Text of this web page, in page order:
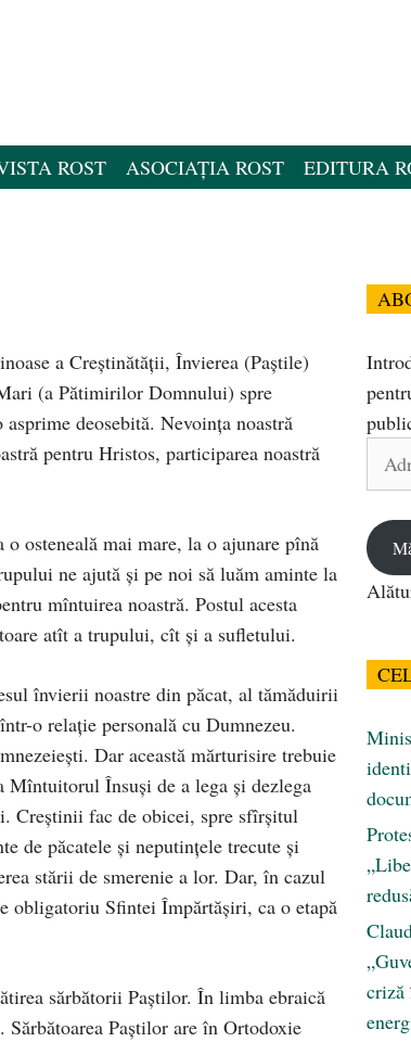
ROST ASOCIAȚIA ROST EDITURA
a Creştinătăţii, Învierea (Paştile)
(a Pătimirilor Domnului) spre
deosebită. Nevoinţa noastră
pentru Hristos, participarea noastră
osteneală mai mare, la o ajunare pînă
ne ajută şi pe noi să luăm aminte la
mîntuirea noastră. Postul acesta
atît a trupului, cît şi a sufletului.
învierii noastre din păcat, al tămăduirii
o relaţie personală cu Dumnezeu.
Dar această mărturisire trebuie
Mîntuitorul Însuşi de a lega şi dezlega
Creştinii fac de obicei, spre sfîrşitul
de păcatele şi neputinţele trecute şi
stării de smerenie a lor. Dar, în cazul
obligatoriu Sfintei Împărtăşiri, ca o etapă
sărbătorii Paştilor. În limba ebraică
Sărbătoarea Paştilor are în Ortodoxie
Adresa
criză